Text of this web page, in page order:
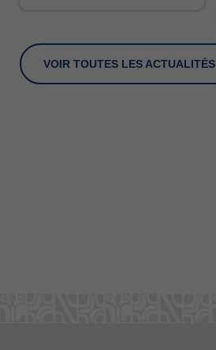
VOIR TOUTES LES ACTUALITÉS